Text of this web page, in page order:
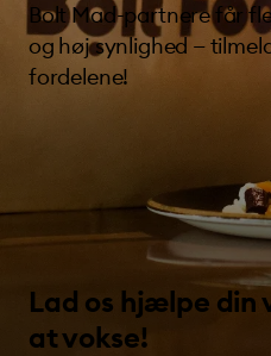
Bolt Mad-partnere får
og høj synlighed —
fordelene!
Lad os hjælpe din
at vokse!